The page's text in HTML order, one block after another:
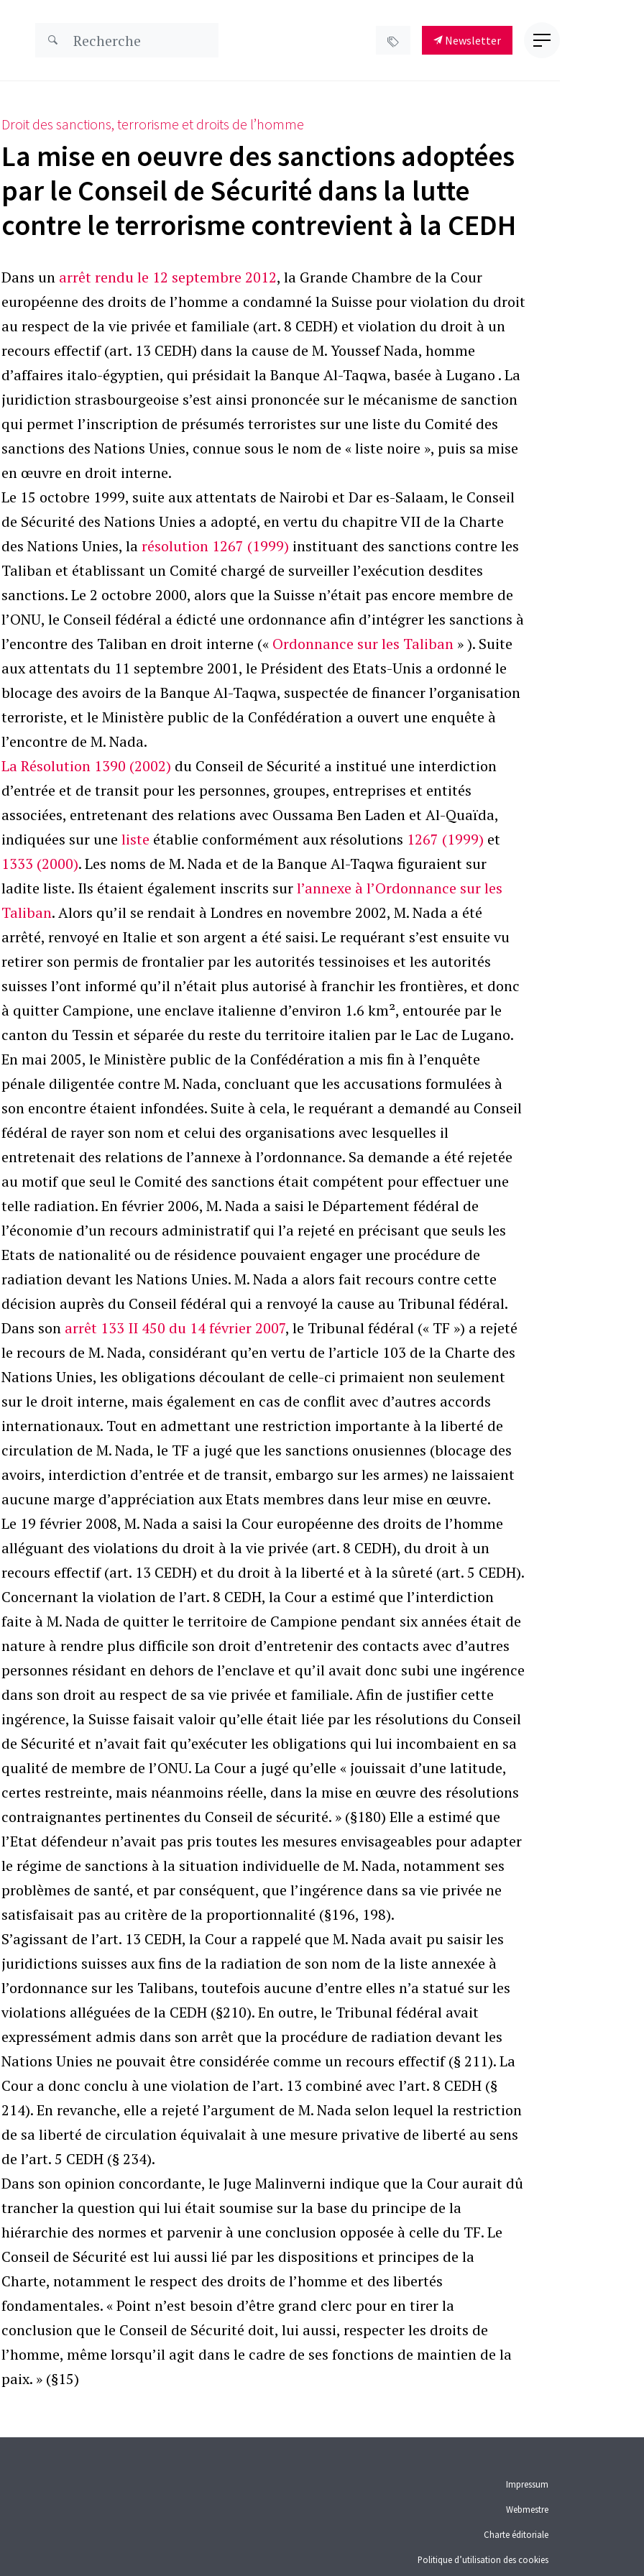
Newsletter
Droit des sanctions, terrorisme et droits de l’homme
La mise en oeuvre des sanctions adoptées
par le Conseil de Sécurité dans la lutte
contre le terrorisme contrevient à la CEDH
Dans un arrêt rendu le 12 septembre 2012, la Grande Chambre de la Cour
européenne des droits de l’homme a condamné la Suisse pour violation du droit
au respect de la vie privée et familiale (art. 8 CEDH) et violation du droit à un
recours effectif (art. 13 CEDH) dans la cause de M. Youssef Nada, homme
d’affaires italo-égyptien, qui présidait la Banque Al-Taqwa, basée à Lugano . La
juridiction strasbourgeoise s’est ainsi prononcée sur le mécanisme de sanction
qui permet l’inscription de présumés terroristes sur une liste du Comité des
sanctions des Nations Unies, connue sous le nom de « liste noire », puis sa mise
en œuvre en droit interne.
Le 15 octobre 1999, suite aux attentats de Nairobi et Dar es-Salaam, le Conseil
de Sécurité des Nations Unies a adopté, en vertu du chapitre VII de la Charte
des Nations Unies, larésolution 1267 (1999) instituant des sanctions contre les
Taliban et établissant un Comité chargé de surveiller l’exécution desdites
sanctions. Le 2 octobre 2000, alors que la Suisse n’était pas encore membre de
l’ONU, le Conseil fédéral a édicté une ordonnance afin d’intégrer les sanctions à
l’encontre des Taliban en droit interne (« Ordonnance sur les Taliban » ). Suite
aux attentats du 11 septembre 2001, le Président des Etats-Unis a ordonné le
blocage des avoirs de la Banque Al-Taqwa, suspectée de financer l’organisation
terroriste, et le Ministère public de la Confédération a ouvert une enquête à
l’encontre de M. Nada.
La Résolution 1390 (2002) du Conseil de Sécurité a institué une interdiction
d’entrée et de transit pour les personnes, groupes, entreprises et entités
associées, entretenant des relations avec Oussama Ben Laden et Al-Quaïda,
indiquées sur une liste établie conformément aux résolutions 1267 (1999) et
1333 (2000). Les noms de M. Nada et de la Banque Al-Taqwa figuraient sur
ladite liste. Ils étaient également inscrits surl’annexe à l’Ordonnance sur les
Taliban. Alors qu’il se rendait à Londres en novembre 2002, M. Nada a été
arrêté, renvoyé en Italie et son argent a été saisi. Le requérant s’est ensuite vu
retirer son permis de frontalier par les autorités tessinoises et les autorités
suisses l’ont informé qu’il n’était plus autorisé à franchir les frontières, et donc
à quitter Campione, une enclave italienne d’environ 1.6 km², entourée par le
canton du Tessin et séparée du reste du territoire italien par le Lac de Lugano.
En mai 2005, le Ministère public de la Confédération a mis fin à l’enquête
pénale diligentée contre M. Nada, concluant que les accusations formulées à
son encontre étaient infondées. Suite à cela, le requérant a demandé au Conseil
fédéral de rayer son nom et celui des organisations avec lesquelles il
entretenait des relations de l’annexe à l’ordonnance. Sa demande a été rejetée
au motif que seul le Comité des sanctions était compétent pour effectuer une
telle radiation. En février 2006, M. Nada a saisi le Département fédéral de
l’économie d’un recours administratif qui l’a rejeté en précisant que seuls les
Etats de nationalité ou de résidence pouvaient engager une procédure de
radiation devant les Nations Unies. M. Nada a alors fait recours contre cette
décision auprès du Conseil fédéral qui a renvoyé la cause au Tribunal fédéral.
Dans son arrêt 133 II 450 du 14 février 2007, le Tribunal fédéral (« TF ») a rejeté
le recours de M. Nada, considérant qu’en vertu de l’article 103 de la Charte des
Nations Unies, les obligations découlant de celle-ci primaient non seulement
sur le droit interne, mais également en cas de conflit avec d’autres accords
internationaux. Tout en admettant une restriction importante à la liberté de
circulation de M. Nada, le TF a jugé que les sanctions onusiennes (blocage des
avoirs, interdiction d’entrée et de transit, embargo sur les armes) ne laissaient
aucune marge d’appréciation aux Etats membres dans leur mise en œuvre.
Le 19 février 2008, M. Nada a saisi la Cour européenne des droits de l’homme
alléguant des violations du droit à la vie privée (art. 8 CEDH), du droit à un
recours effectif (art. 13 CEDH) et du droit à la liberté et à la sûreté (art. 5 CEDH).
Concernant la violation de l’art. 8 CEDH, la Cour a estimé que l’interdiction
faite à M. Nada de quitter le territoire de Campione pendant six années était de
nature à rendre plus difficile son droit d’entretenir des contacts avec d’autres
personnes résidant en dehors de l’enclave et qu’il avait donc subi une ingérence
dans son droit au respect de sa vie privée et familiale. Afin de justifier cette
ingérence, la Suisse faisait valoir qu’elle était liée par les résolutions du Conseil
de Sécurité et n’avait fait qu’exécuter les obligations qui lui incombaient en sa
qualité de membre de l’ONU. La Cour a jugé qu’elle « jouissait d’une latitude,
certes restreinte, mais néanmoins réelle, dans la mise en œuvre des résolutions
contraignantes pertinentes du Conseil de sécurité. » (§180) Elle a estimé que
l’Etat défendeur n’avait pas pris toutes les mesures envisageables pour adapter
le régime de sanctions à la situation individuelle de M. Nada, notamment ses
problèmes de santé, et par conséquent, que l’ingérence dans sa vie privée ne
satisfaisait pas au critère de la proportionnalité (§196, 198).
S’agissant de l’art. 13 CEDH, la Cour a rappelé que M. Nada avait pu saisir les
juridictions suisses aux fins de la radiation de son nom de la liste annexée à
l’ordonnance sur les Talibans, toutefois aucune d’entre elles n’a statué sur les
violations alléguées de la CEDH (§210). En outre, le Tribunal fédéral avait
expressément admis dans son arrêt que la procédure de radiation devant les
Nations Unies ne pouvait être considérée comme un recours effectif (§ 211). La
Cour a donc conclu à une violation de l’art. 13 combiné avec l’art. 8 CEDH (§
214). En revanche, elle a rejeté l’argument de M. Nada selon lequel la restriction
de sa liberté de circulation équivalait à une mesure privative de liberté au sens
de l’art. 5 CEDH (§ 234).
Dans son opinion concordante, le Juge Malinverni indique que la Cour aurait dû
trancher la question qui lui était soumise sur la base du principe de la
hiérarchie des normes et parvenir à une conclusion opposée à celle du TF. Le
Conseil de Sécurité est lui aussi lié par les dispositions et principes de la
Charte, notamment le respect des droits de l’homme et des libertés
fondamentales. « Point n’est besoin d’être grand clerc pour en tirer la
conclusion que le Conseil de Sécurité doit, lui aussi, respecter les droits de
l’homme, même lorsqu’il agit dans le cadre de ses fonctions de maintien de la
paix. » (§15)
Impressum
Webmestre
Charte éditoriale
Politique d’utilisation des cookies